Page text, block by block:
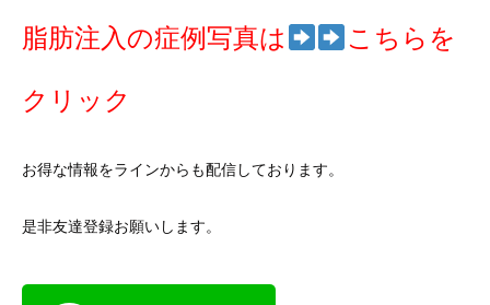
脂肪注入の症例写真は こちらを
クリック
お得な情報をラインからも配信しております。
是非友達登録お願いします。